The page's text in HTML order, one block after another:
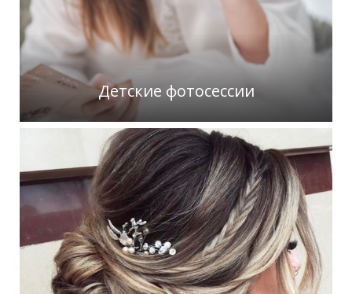
Детские фотосессии